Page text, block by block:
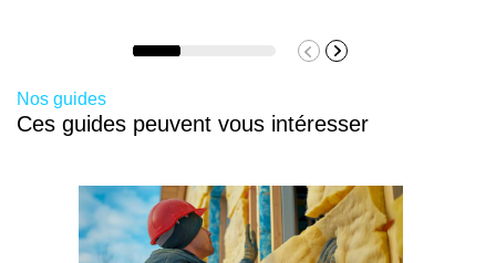
Nos guides
Ces guides peuvent vous intéresser